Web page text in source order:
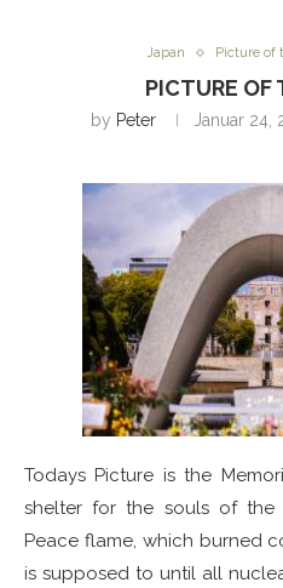
Japan Picture of
PICTURE OF
by Peter Januar 24,
Todays Picture is the
shelter for the souls of the
Peace flame, which burned
is supposed to until all